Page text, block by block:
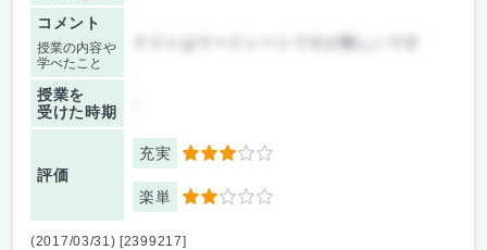
コメント
授業の内容や
学べたこと
授業を
受けた時期
評価
充実 3
楽単 2
(2017/03/31) [2399217]